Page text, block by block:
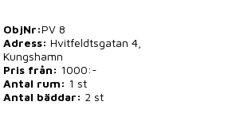
ObjNr:PV 8
Adress: Hvitfeldtsgatan 4,
Kungshamn
Pris från: 1000:-
Antal rum: 1 st
Antal bäddar: 2 st